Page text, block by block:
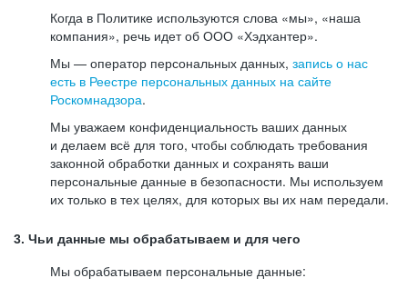
Когда в Политике используются слова «мы», «наша
компания», речь идет об ООО «Хэдхантер».
Мы — оператор персональных данных, запись о нас
есть в Реестре персональных данных на сайте
Роскомнадзора.
Мы уважаем конфиденциальность ваших данных
и делаем всё для того, чтобы соблюдать требования
законной обработки данных и сохранять ваши
персональные данные в безопасности. Мы используем
их только в тех целях, для которых вы их нам передали.
3. Чьи данные мы обрабатываем и для чего
Мы обрабатываем персональные данные: